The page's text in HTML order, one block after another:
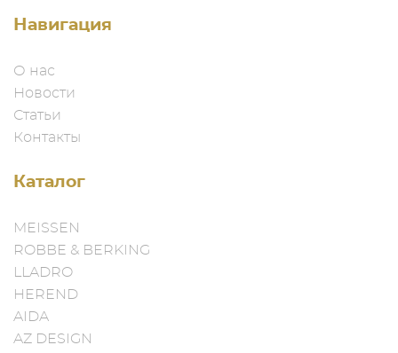
Навигация
О нас
Новости
Статьи
Контакты
Каталог
MEISSEN
ROBBE & BERKING
LLADRO
HEREND
AIDA
AZ DESIGN